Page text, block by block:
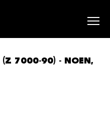
7000-90) - NOEN,